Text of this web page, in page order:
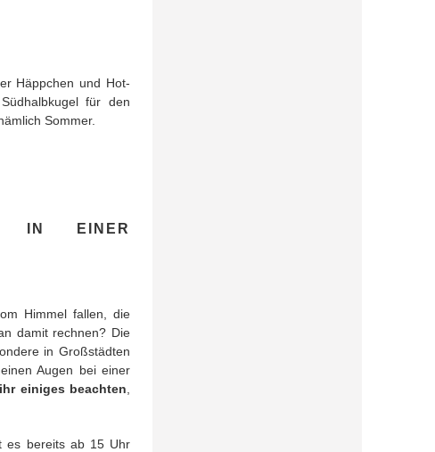
Häppchen und Hot-
für den
Sommer.
IN EINER
Himmel fallen, die
damit rechnen? Die
in Großstädten
Augen bei einer
einiges beachten
es bereits ab 15 Uhr